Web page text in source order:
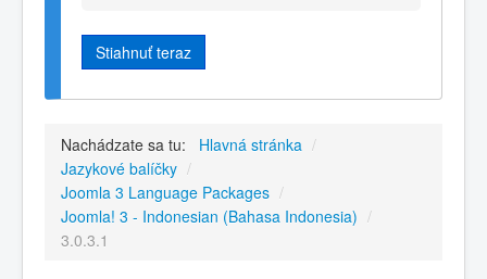
Stiahnuť teraz
Nachádzate sa tu: Hlavná stránka /
Jazykové balíčky /
Joomla 3 Language Packages /
Joomla! 3 - Indonesian (Bahasa Indonesia) /
3.0.3.1